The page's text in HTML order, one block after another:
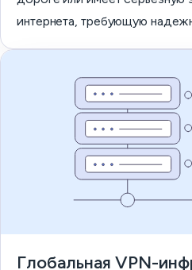
интернета, требующую
Глобальная VPN-